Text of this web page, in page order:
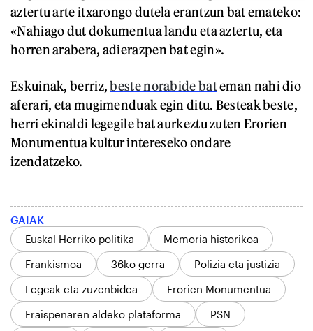
aztertu arte itxarongo dutela erantzun bat emateko:
«Nahiago dut dokumentua landu eta aztertu, eta
horren arabera, adierazpen bat egin».
Eskuinak, berriz,beste norabide bateman nahi dio
aferari, eta mugimenduak egin ditu. Besteak beste,
herri ekinaldi legegile bat aurkeztu zuten Erorien
Monumentua kultur intereseko ondare
izendatzeko.
GAIAK
Euskal Herriko politika
Memoria historikoa
Frankismoa
36ko gerra
Polizia eta justizia
Legeak eta zuzenbidea
Erorien Monumentua
Eraispenaren aldeko plataforma
PSN